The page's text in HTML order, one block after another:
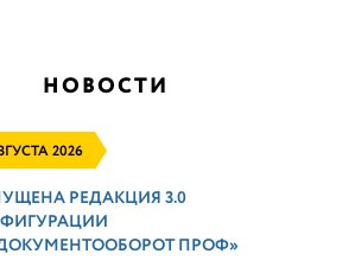
НОВОСТИ
2026
РЕДАКЦИЯ 3.0
ПРОФ»